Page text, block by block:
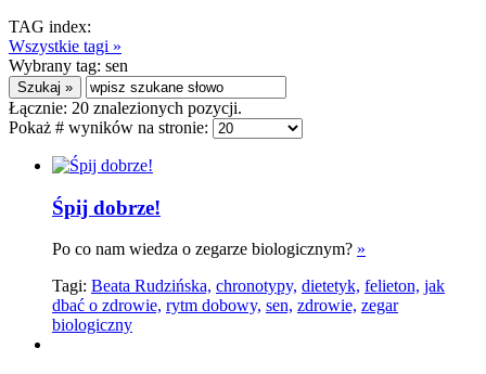
TAG index:
Wszystkie tagi »
Wybrany tag: sen
Łącznie: 20 znalezionych pozycji.
Pokaż # wyników na stronie:
Śpij dobrze!
Po co nam wiedza o zegarze biologicznym? »
Tagi: Beata Rudzińska, chronotypy, dietetyk, felieton, jak
dbać o zdrowie, rytm dobowy, sen, zdrowie, zegar
biologiczny